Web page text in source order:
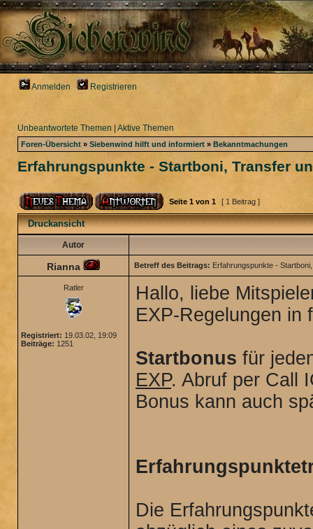
Anmelden Registrieren
Unbeantwortete Themen Aktive Themen
Foren-Übersicht » Siebenwind hilft und informiert » Bekanntmachungen
Erfahrungspunkte - Startboni, Transfer
Seite 1 von 1 [ 1 Beitrag ]
Druckansicht
Autor
Rianna Betreff des Beitrags: Erfahrungspunkte -
Ratler
Registriert: 19.03.02, 19:09
Beiträge: 1251
Hallo, liebe
EXP-Regelungen in
Startbonus für
EXP. Abruf per Call
Bonus kann auch
Die